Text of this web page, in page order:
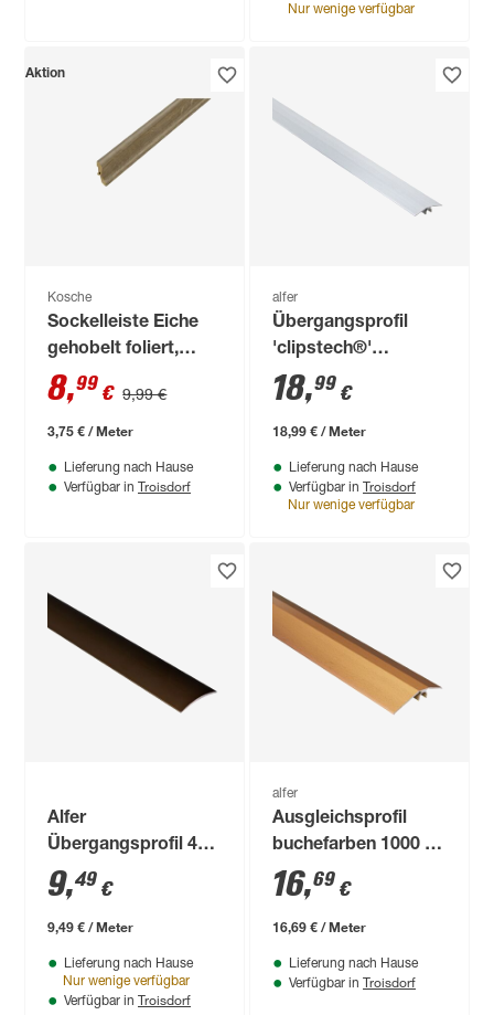
Nur wenige verfügbar
Aktion
Kosche
Sockelleiste Eiche
gehobelt foliert,
2400 x 40 x 20 mm
8,99 € 9,99 €
3,75 € / Meter
Lieferung nach Hause
Verfügbar in Troisdorf
alfer
Übergangsprofil
'clipstech®'
Aluminium silber
1000 x 46 mm
18,99 €
18,99 € / Meter
Lieferung nach Hause
Verfügbar in Troisdorf
Nur wenige verfügbar
Alfer
Übergangsprofil 40
mm Bronze
9,49 €
9,49 € / Meter
Lieferung nach Hause
Nur wenige verfügbar
Verfügbar in Troisdorf
alfer
Ausgleichsprofil
buchefarben 1000 x
56 mm
16,69 €
16,69 € / Meter
Lieferung nach Hause
Verfügbar in Troisdorf